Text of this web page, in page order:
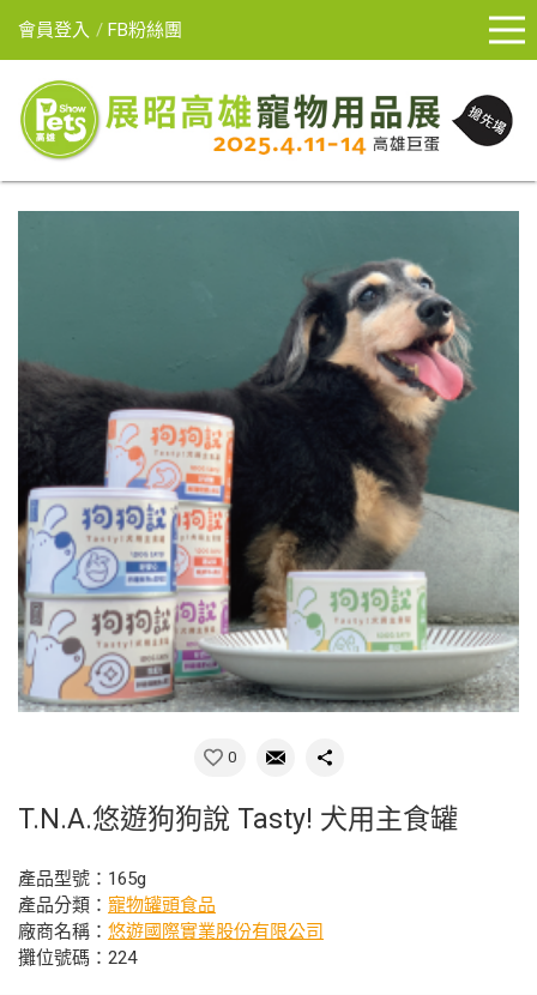
會員登入 FB粉絲團
0
T.N.A.悠遊狗狗說 Tasty! 犬用主食罐
產品型號：165g
產品分類： 寵物罐頭食品
廠商名稱： 悠遊國際實業股份有限公司
攤位號碼：224